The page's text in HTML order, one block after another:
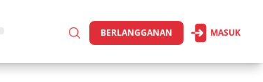
BERLANGGANAN MASUK